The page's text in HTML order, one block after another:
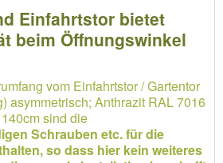
Einfahrtstor bietet
beim Öffnungswinkel
vom Einfahrtstor / Gartentor
asymmetrisch; Anthrazit RAL 7016
sind die
Schrauben etc. für die
so dass hier kein weiteres